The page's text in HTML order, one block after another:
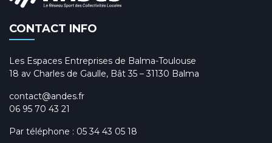
CONTACT INFO
Les Espaces Entreprises de Balma-Toulouse
18 av Charles de Gaulle, Bât 35 – 31130 Balma
contact@andes.fr
06 95 70 43 21
Par téléphone : 05 34 43 05 18